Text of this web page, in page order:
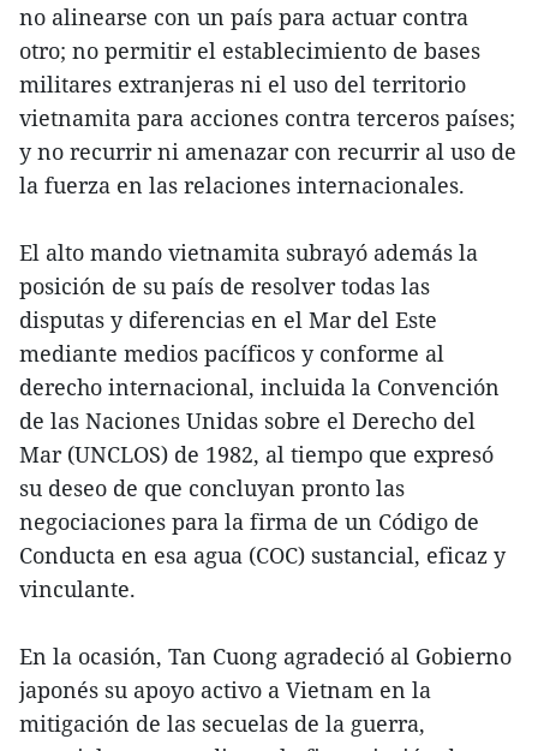
no alinearse con un país para actuar contra
otro; no permitir el establecimiento de bases
militares extranjeras ni el uso del territorio
vietnamita para acciones contra terceros países;
y no recurrir ni amenazar con recurrir al uso de
la fuerza en las relaciones internacionales.
El alto mando vietnamita subrayó además la
posición de su país de resolver todas las
disputas y diferencias en el Mar del Este
mediante medios pacíficos y conforme al
derecho internacional, incluida la Convención
de las Naciones Unidas sobre el Derecho del
Mar (UNCLOS) de 1982, al tiempo que expresó
su deseo de que concluyan pronto las
negociaciones para la firma de un Código de
Conducta en esa agua (COC) sustancial, eficaz y
vinculante.
En la ocasión, Tan Cuong agradeció al Gobierno
japonés su apoyo activo a Vietnam en la
mitigación de las secuelas de la guerra,